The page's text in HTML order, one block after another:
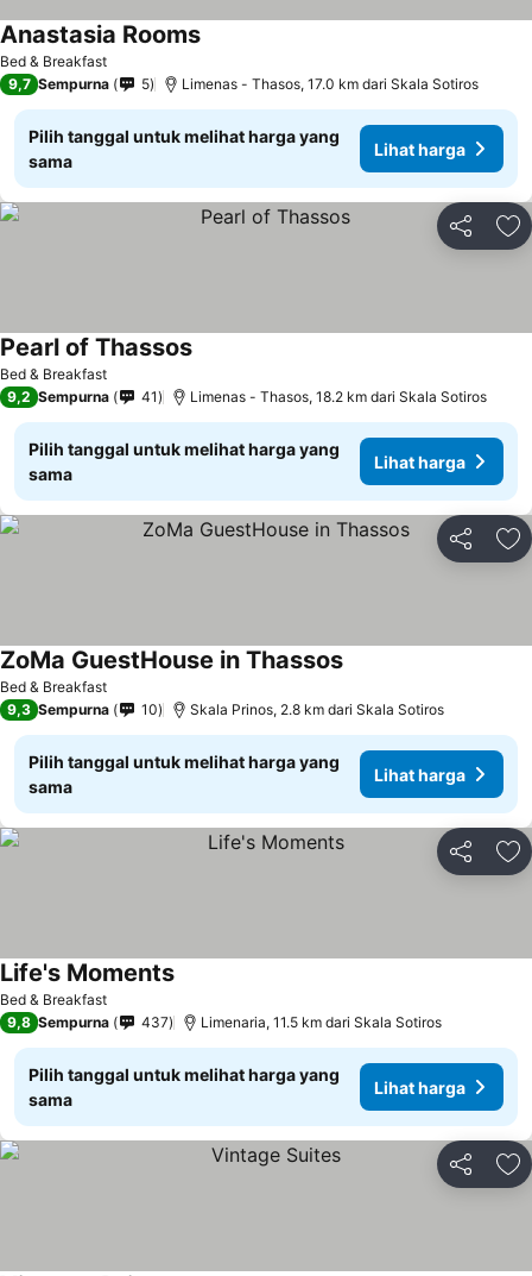
Bed & Breakfast
Anastasia RoomsLihat harga
9,7 Sempurna 5 Limenas - Thasos, 17.0 km dari Skala Sotiros
Pilih tanggal untuk melihat harga yang
sama
Lihat harga
Bagikan
Bed & Breakfast
Pearl of ThassosLihat harga
9,2 Sempurna 41 Limenas - Thasos, 18.2 km dari Skala Sotiros
Pilih tanggal untuk melihat harga yang
sama
Lihat harga
Bagikan
Bed & Breakfast
ZoMa GuestHouse in ThassosLihat harga
9,3 Sempurna 10 Skala Prinos, 2.8 km dari Skala Sotiros
Pilih tanggal untuk melihat harga yang
sama
Lihat harga
Bagikan
Bed & Breakfast
Life's MomentsLihat harga
9,8 Sempurna 437 Limenaria, 11.5 km dari Skala Sotiros
Pilih tanggal untuk melihat harga yang
sama
Lihat harga
Bagikan